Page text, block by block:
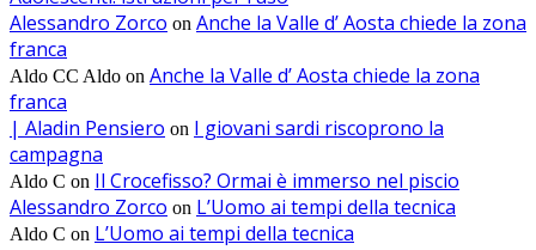
Alessandro Zorco on Anche la Valle d’ Aosta chiede la zona
franca
Aldo CC Aldo on Anche la Valle d’ Aosta chiede la zona
franca
| Aladin Pensiero on I giovani sardi riscoprono la
campagna
Aldo C on Il Crocefisso? Ormai è immerso nel piscio
Alessandro Zorco on L’Uomo ai tempi della tecnica
Aldo C on L’Uomo ai tempi della tecnica